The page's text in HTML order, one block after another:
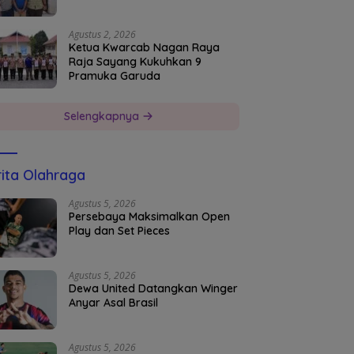
Agustus 2, 2026
Ketua Kwarcab Nagan Raya
Raja Sayang Kukuhkan 9
Pramuka Garuda
Selengkapnya
Olahraga
Agustus 5, 2026
Persebaya Maksimalkan Open
Play dan Set Pieces
Agustus 5, 2026
Dewa United Datangkan Winger
Anyar Asal Brasil
Agustus 5, 2026